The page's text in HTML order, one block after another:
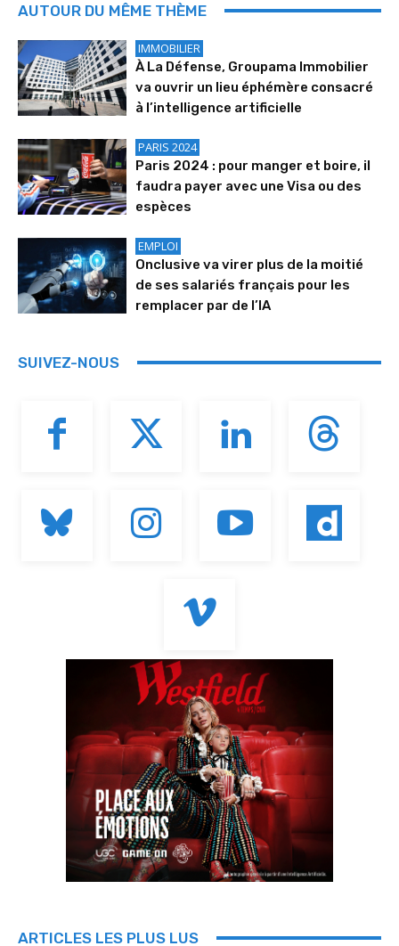
AUTOUR DU MÊME THÈME
IMMOBILIER
À La Défense, Groupama Immobilier
va ouvrir un lieu éphémère consacré
à l’intelligence artificielle
PARIS 2024
Paris 2024 : pour manger et boire, il
faudra payer avec une Visa ou des
espèces
EMPLOI
Onclusive va virer plus de la moitié
de ses salariés français pour les
remplacer par de l’IA
SUIVEZ-NOUS
ARTICLES LES PLUS LUS